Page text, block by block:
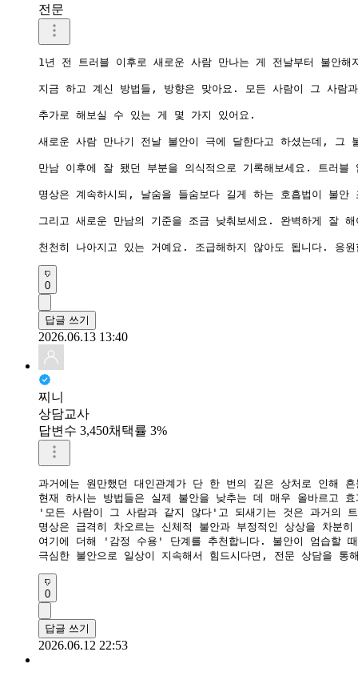
전문
1년 전 트러블 이후로 새로운 사람 만나는 게 전날부터 불안
지금 하고 계신 방법들, 방향은 맞아요. 모든 사람이 그 사람
추가로 해보실 수 있는 게 몇 가지 있어요.
새로운 사람 만나기 전날 불안이 극에 달한다고 하셨는데,
만남 이후에 잘 됐던 부분을 의식적으로 기록해보세요. 트러
명상은 계속하시되, 날숨을 들숨보다 길게 하는 호흡법이 불
그리고 새로운 만남의 기준을 조금 낮춰보세요. 완벽하게 잘
천천히 나아지고 있는 거예요. 조급해하지 않아도 됩니다. 응
0
답글 쓰기
2026.06.13 13:40
찌니
상담교사
답변수 3,450채택률 3%
과거에는 원만했던 대인관계가 단 한 번의 깊은 상처로 인해
현재 하시는 방법들은 실제 불안을 낮추는 데 매우 올바르고 효
'모든 사람이 그 사람과 같지 않다'고 되새기는 것은 과거의
명상은 급격히 차오르는 신체적 불안과 부정적인 상상을 차분
여기에 더해 '감정 수용' 단계를 추천합니다. 불안이 엄습할
극심한 불안으로 일상이 지속해서 힘드시다면, 전문 상담을
0
답글 쓰기
2026.06.12 22:53